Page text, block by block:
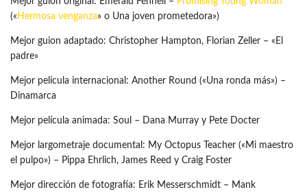
(« Hermosa venganza» o Una joven prometedora»)
Mejor guion adaptado: Christopher Hampton, Florian Zeller – «El
padre»
Mejor película internacional: Another Round («Una ronda más») –
Dinamarca
Mejor película animada: Soul – Dana Murray y Pete Docter
Mejor largometraje documental: My Octopus Teacher («Mi maestro
el pulpo») – Pippa Ehrlich, James Reed y Craig Foster
Mejor dirección de fotografía: Erik Messerschmidt – Mank